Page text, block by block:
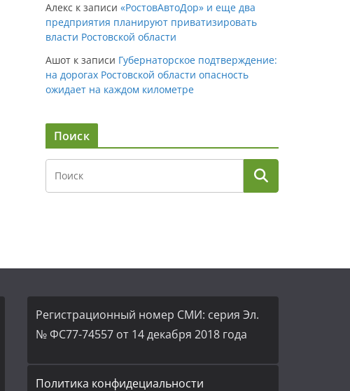
Алекс к записи «РостовАвтоДор» и еще два
предприятия планируют приватизировать
власти Ростовской области
Ашот к записи Губернаторское подтверждение:
на дорогах Ростовской области опасность
ожидает на каждом километре
Поиск
Регистрационный номер СМИ: серия Эл.
№ ФС77-74557 от 14 декабря 2018 года
Политика конфидециальности